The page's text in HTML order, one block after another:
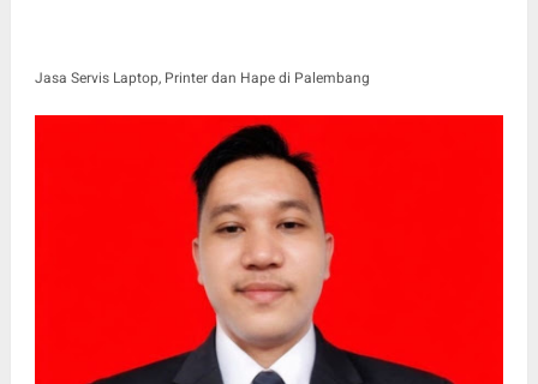
Jasa Servis Laptop, Printer dan Hape di Palembang